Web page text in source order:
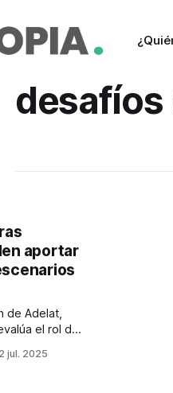
aportar
de Adelat,
el rol de
jul. 2025